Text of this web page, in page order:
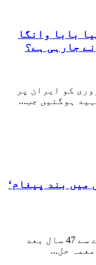
بابا وانگا
جارہی ہے؟
اور اسرائیل نے ہفتہ 28 فروری کو ایران پر
ہوگئیں جب...
میں بند پیغام‘
سکاٹ لینڈ نیوز نے سویڈن کے جزیرے سے 47 سال بعد
حل...